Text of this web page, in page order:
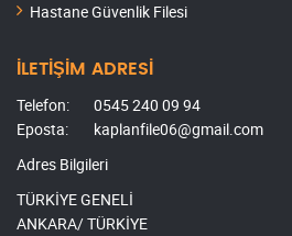
Hastane Güvenlik Filesi
İLETİŞİM ADRESİ
Telefon:
0545 240 09 94
Eposta:
kaplanfile06@gmail.com
Adres Bilgileri
TÜRKİYE GENELİ
ANKARA/ TÜRKİYE